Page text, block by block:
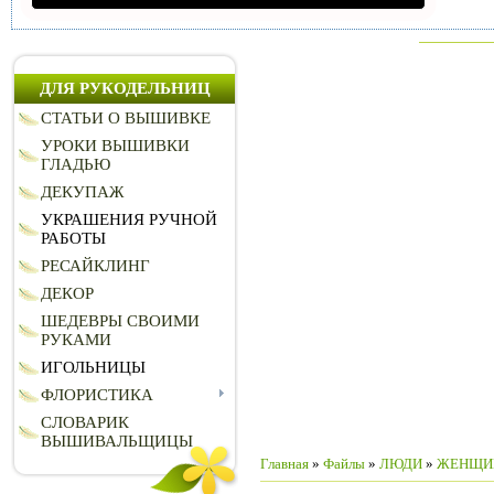
ДЛЯ РУКОДЕЛЬНИЦ
СТАТЬИ О ВЫШИВКЕ
УРОКИ ВЫШИВКИ
ГЛАДЬЮ
ДЕКУПАЖ
УКРАШЕНИЯ РУЧНОЙ
РАБОТЫ
РЕСАЙКЛИНГ
ДЕКОР
ШЕДЕВРЫ СВОИМИ
РУКАМИ
ИГОЛЬНИЦЫ
ФЛОРИСТИКА
СЛОВАРИК
ВЫШИВАЛЬЩИЦЫ
Главная » Файлы » ЛЮДИ »